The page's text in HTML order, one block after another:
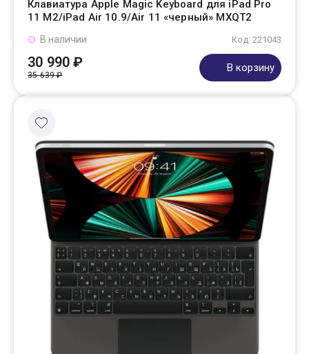
Клавиатура Apple Magic Keyboard для iPad Pro
11 M2/iPad Air 10.9/Air 11 «черный» MXQT2
Код: 221043
В наличии
30 990 ₽
35 639 ₽
В корзину